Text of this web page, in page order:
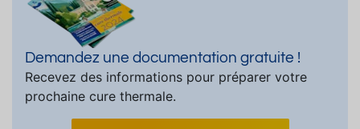
Demandez une documentation gratuite !
Recevez des informations pour préparer votre
prochaine cure thermale.